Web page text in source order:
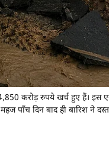
करोड़ रुपये खर्च हुए हैं। इस
पाँच दिन बाद ही बारिश ने